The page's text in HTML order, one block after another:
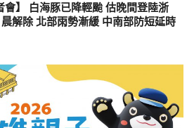
會】 白海豚已降輕颱 估晚間登陸浙
解除 北部雨勢漸緩 中南部防短延時